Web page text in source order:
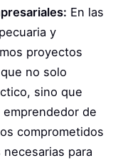
En las
y
proyectos
no solo
sino que
de
comprometidos
para